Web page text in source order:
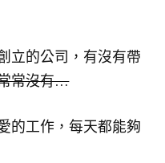
立的公司，有沒有帶
常沒有…
的工作，每天都能夠